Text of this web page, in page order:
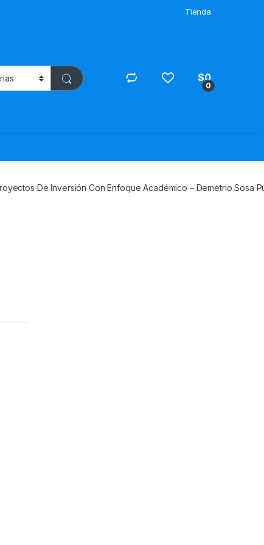
Tienda
0
$0
De Inversión Con Enfoque Académico – Demetrio Sosa